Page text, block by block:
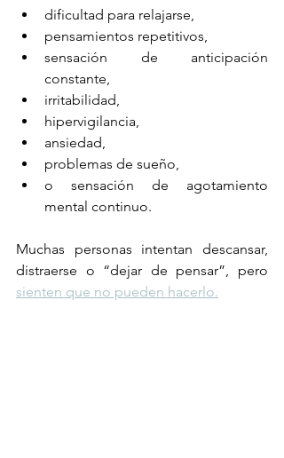
dificultad para relajarse,
pensamientos repetitivos,
sensación de anticipación
constante,
irritabilidad,
hipervigilancia,
ansiedad,
problemas de sueño,
o sensación de agotamiento
mental continuo.
Muchas personas intentan descansar,
sienten que no pueden hacerlo.